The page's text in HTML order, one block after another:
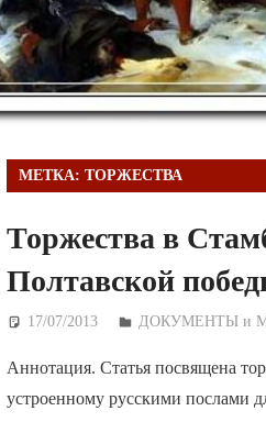
МЕТКА:ТОРЖЕСТВА
Торжества в
Полтавской
17/07/2013 Дежурный по
ДОКУМЕНТЫ и
Аннотация. Статья посвящена
устроенному русскими послами